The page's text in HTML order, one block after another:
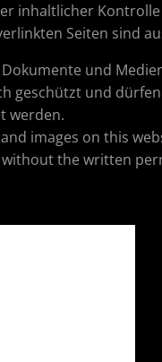
inhaltlicher
Seiten sind
und
geschützt und
werden.
images on this
the written